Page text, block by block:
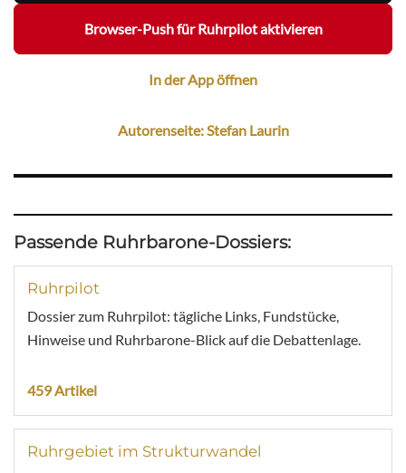
Browser-Push für Ruhrpilot aktivieren
In der App öffnen
Autorenseite: Stefan Laurin
Passende Ruhrbarone-Dossiers:
Ruhrpilot
Dossier zum Ruhrpilot: tägliche Links, Fundstücke,
Hinweise und Ruhrbarone-Blick auf die Debattenlage.
459 Artikel
Ruhrgebiet im Strukturwandel